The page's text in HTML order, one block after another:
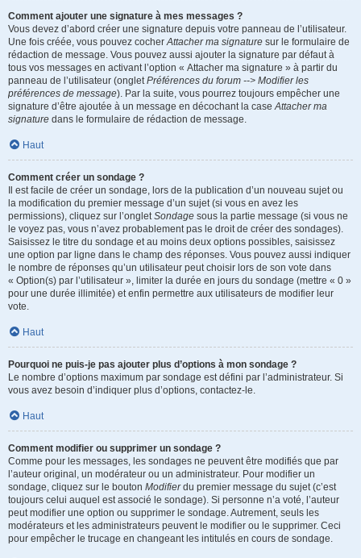
Comment ajouter une signature à mes messages ?
Vous devez d’abord créer une signature depuis votre panneau de l’utilisateur.
Une fois créée, vous pouvez cocherAttacher ma signature sur le formulaire de
rédaction de message. Vous pouvez aussi ajouter la signature par défaut à
tous vos messages en activant l’option « Attacher ma signature » à partir du
panneau de l’utilisateur (ongletPréférences du forum --> Modifier les
préférences de message). Par la suite, vous pourrez toujours empêcher une
signature d’être ajoutée à un message en décochant la caseAttacher ma
signature dans le formulaire de rédaction de message.
Haut
Comment créer un sondage ?
Il est facile de créer un sondage, lors de la publication d’un nouveau sujet ou
la modification du premier message d’un sujet (si vous en avez les
permissions), cliquez sur l’ongletSondage sous la partie message (si vous ne
le voyez pas, vous n’avez probablement pas le droit de créer des sondages).
Saisissez le titre du sondage et au moins deux options possibles, saisissez
une option par ligne dans le champ des réponses. Vous pouvez aussi indiquer
le nombre de réponses qu’un utilisateur peut choisir lors de son vote dans
« Option(s) par l’utilisateur », limiter la durée en jours du sondage (mettre « 0 »
pour une durée illimitée) et enfin permettre aux utilisateurs de modifier leur
vote.
Haut
Pourquoi ne puis-je pas ajouter plus d’options à mon sondage ?
Le nombre d’options maximum par sondage est défini par l’administrateur. Si
vous avez besoin d’indiquer plus d’options, contactez-le.
Haut
Comment modifier ou supprimer un sondage ?
Comme pour les messages, les sondages ne peuvent être modifiés que par
l’auteur original, un modérateur ou un administrateur. Pour modifier un
sondage, cliquez sur le bouton Modifierdu premier message du sujet (c’est
toujours celui auquel est associé le sondage). Si personne n’a voté, l’auteur
peut modifier une option ou supprimer le sondage. Autrement, seuls les
modérateurs et les administrateurs peuvent le modifier ou le supprimer. Ceci
pour empêcher le trucage en changeant les intitulés en cours de sondage.